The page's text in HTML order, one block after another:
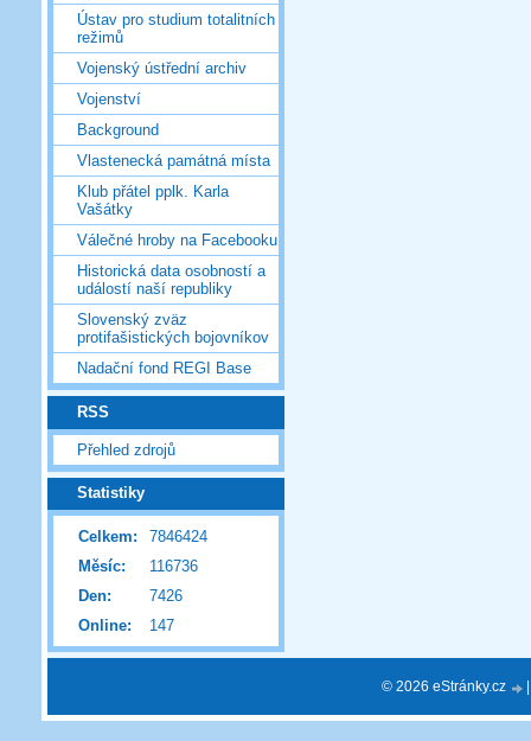
Ústav pro studium totalitních
režimů
Vojenský ústřední archiv
Vojenství
Background
Vlastenecká památná místa
Klub přátel pplk. Karla
Vašátky
Válečné hroby na Facebooku
Historická data osobností a
událostí naší republiky
Slovenský zväz
protifašistických bojovníkov
Nadační fond REGI Base
RSS
Přehled zdrojů
Statistiky
Online: 147
Celkem:
7846424
Měsíc:
116736
Den:
7426
© 2026 eStránky.cz